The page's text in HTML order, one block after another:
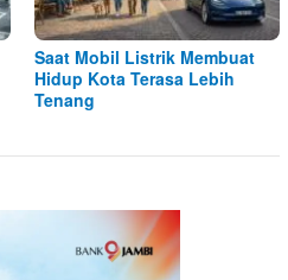
Saat Mobil Listrik Membuat
Hidup Kota Terasa Lebih
Tenang